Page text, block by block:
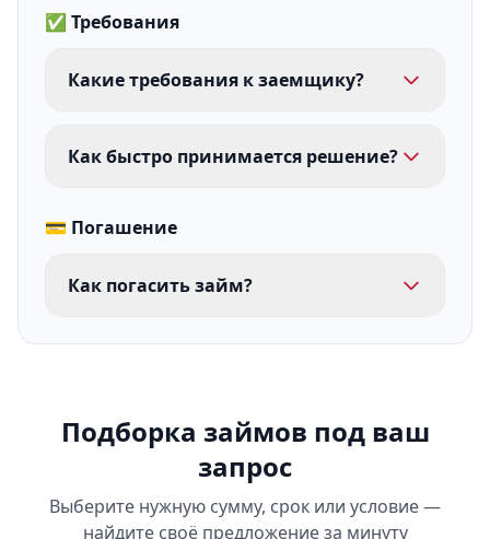
✅ Требования
Какие требования к заемщику?
Как быстро принимается решение?
💳 Погашение
Как погасить займ?
Подборка займов под ваш
запрос
Выберите нужную сумму, срок или условие —
найдите своё предложение за минуту